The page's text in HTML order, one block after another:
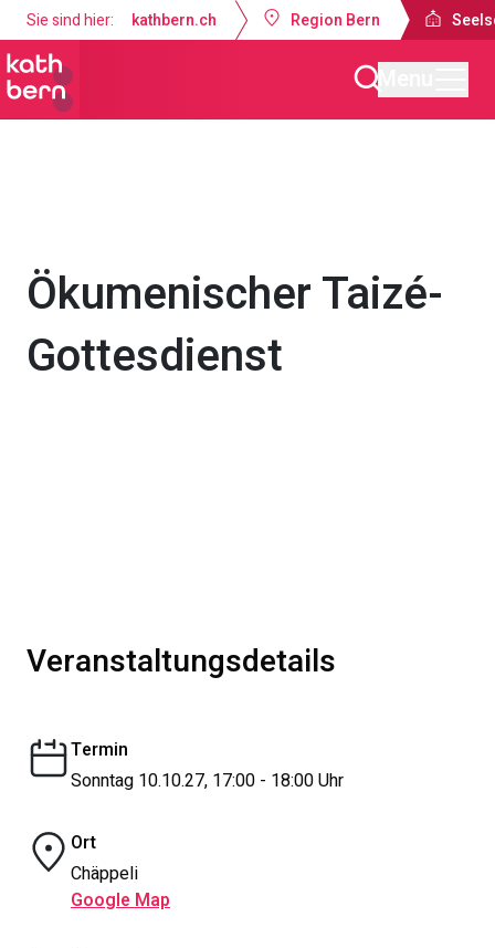
Sie sind hier: kathbern.ch Region Bern
Ökumenischer Taizé-
Gottesdienst
Veranstaltungsdetails
Termin
Sonntag 10.10.27, 17:00 - 18:00 Uhr
Ort
Chäppeli
Google Map